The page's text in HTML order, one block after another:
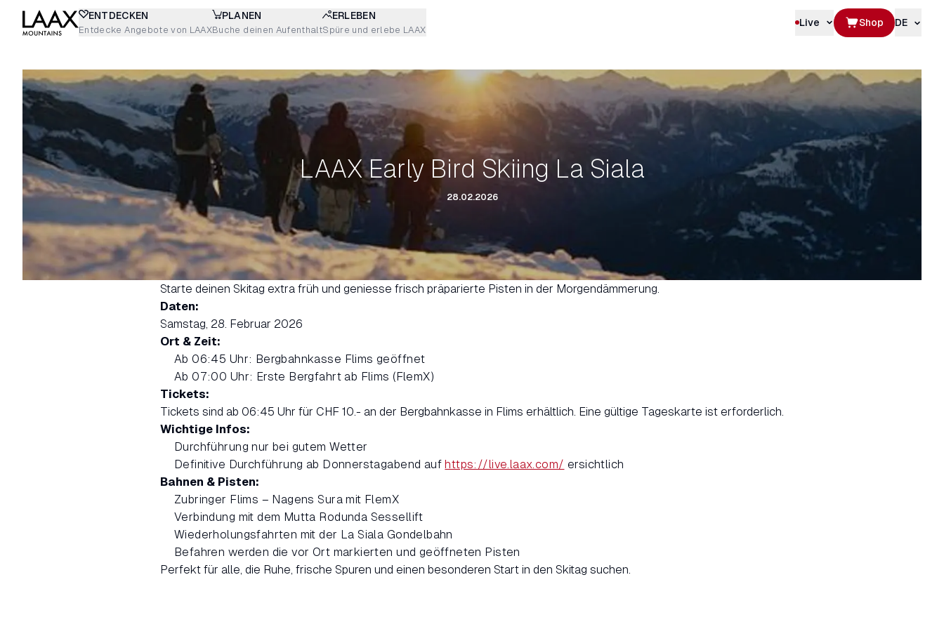
ENTDECKEN
Entdecke Angebote von LAAX
PLANEN
Buche deinen Aufenthalt
ERLEBEN
Spüre und erlebe LAAX
Live Shop DE
LAAX Early Bird Skiing La Siala
28.02.2026
Starte deinen Skitag extra früh und geniesse frisch präparierte Pisten in der Morgendämmerung.
Daten:
Samstag, 28. Februar 2026
Ort & Zeit:
Ab 06:45 Uhr: Bergbahnkasse Flims geöffnet
Ab 07:00 Uhr: Erste Bergfahrt ab Flims (FlemX)
Tickets:
Tickets sind ab 06:45 Uhr für CHF 10.- an der Bergbahnkasse in Flims erhältlich. Eine gültige Tageskarte ist erforderlich.
Wichtige Infos:
Durchführung nur bei gutem Wetter
Definitive Durchführung ab Donnerstagabend auf https://live.laax.com/ ersichtlich
Bahnen & Pisten:
Zubringer Flims – Nagens Sura mit FlemX
Verbindung mit dem Mutta Rodunda Sessellift
Wiederholungsfahrten mit der La Siala Gondelbahn
Befahren werden die vor Ort markierten und geöffneten Pisten
Perfekt für alle, die Ruhe, frische Spuren und einen besonderen Start in den Skitag suchen.